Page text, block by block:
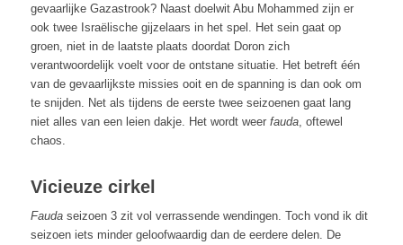
gevaarlijke Gazastrook? Naast doelwit Abu Mohammed zijn er
ook twee Israëlische gijzelaars in het spel. Het sein gaat op
groen, niet in de laatste plaats doordat Doron zich
verantwoordelijk voelt voor de ontstane situatie. Het betreft één
van de gevaarlijkste missies ooit en de spanning is dan ook om
te snijden. Net als tijdens de eerste twee seizoenen gaat lang
niet alles van een leien dakje. Het wordt weer fauda, oftewel
chaos.
Vicieuze cirkel
Faudaseizoen 3 zit vol verrassende wendingen. Toch vond ik dit
seizoen iets minder geloofwaardig dan de eerdere delen. De